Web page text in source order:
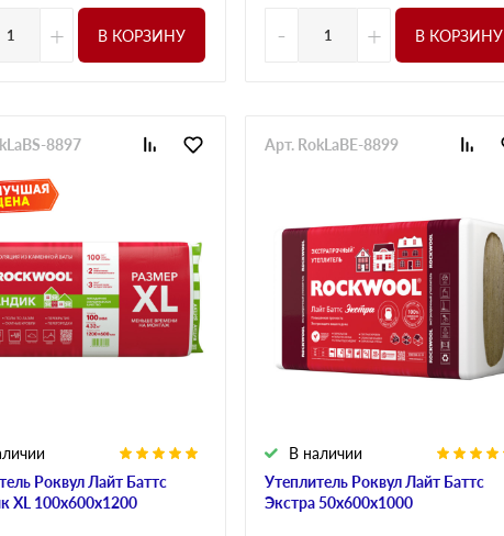
+ В КОРЗИНУ - + В КОРЗИНУ
Роквул Лайт Баттс
XL 100х600х1200
8897
Утеплитель Роквул Лайт Баттс
Экстра 50х600х1000
В наличии
Арт. RokLaBE-8899